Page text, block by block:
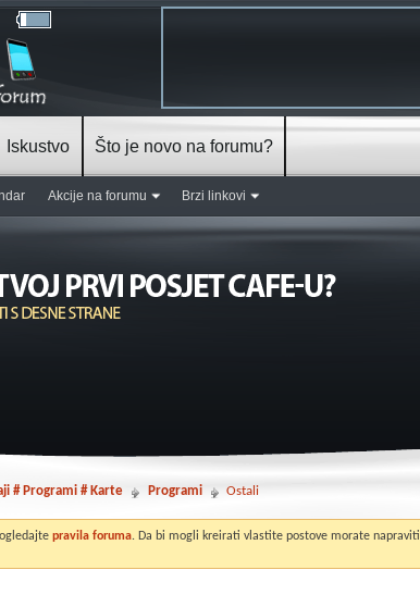
Akcije na forumu Brzi linkovi
Iskustvo Što je novo na forumu?
# Programi # Karte Programi Ostali
pravila foruma. Da bi mogli kreirati vlastite postove morate napraviti